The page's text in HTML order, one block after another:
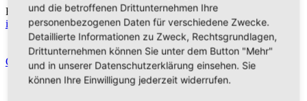
Fon: +49 (0)2363 377 0
info@hohe-mark-tourismus.de
Cookie-Einstellungen
Impressum
Datenschutz
Home
und die betroffenen Drittunternehmen Ihre
personenbezogenen Daten für verschiedene Zwecke.
Detaillierte Informationen zu Zweck, Rechtsgrundlagen,
Drittunternehmen können Sie unter dem Button "Mehr"
und in unserer Datenschutzerklärung einsehen. Sie
können Ihre Einwilligung jederzeit widerrufen.